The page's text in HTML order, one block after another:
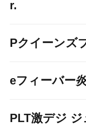
r.
Pクイーンズ
eフィーバー
PLT激デジ